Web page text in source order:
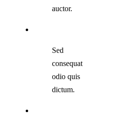
auctor.
Sed
consequat
odio quis
dictum.